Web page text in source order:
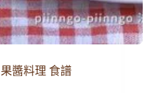
果醬料理 食譜